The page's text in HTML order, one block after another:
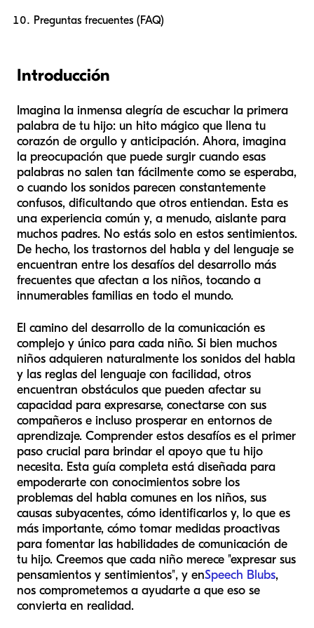
Preguntas frecuentes (FAQ)
Introducción
Imagina la inmensa alegría de escuchar la primera
palabra de tu hijo: un hito mágico que llena tu
corazón de orgullo y anticipación. Ahora, imagina
la preocupación que puede surgir cuando esas
palabras no salen tan fácilmente como se esperaba,
o cuando los sonidos parecen constantemente
confusos, dificultando que otros entiendan. Esta es
una experiencia común y, a menudo, aislante para
muchos padres. No estás solo en estos sentimientos.
De hecho, los trastornos del habla y del lenguaje se
encuentran entre los desafíos del desarrollo más
frecuentes que afectan a los niños, tocando a
innumerables familias en todo el mundo.
El camino del desarrollo de la comunicación es
complejo y único para cada niño. Si bien muchos
niños adquieren naturalmente los sonidos del habla
y las reglas del lenguaje con facilidad, otros
encuentran obstáculos que pueden afectar su
capacidad para expresarse, conectarse con sus
compañeros e incluso prosperar en entornos de
aprendizaje. Comprender estos desafíos es el primer
paso crucial para brindar el apoyo que tu hijo
necesita. Esta guía completa está diseñada para
empoderarte con conocimientos sobre los
problemas del habla comunes en los niños, sus
causas subyacentes, cómo identificarlos y, lo que es
más importante, cómo tomar medidas proactivas
para fomentar las habilidades de comunicación de
tu hijo. Creemos que cada niño merece "expresar sus
pensamientos y sentimientos", y enSpeech Blubs,
nos comprometemos a ayudarte a que eso se
convierta en realidad.